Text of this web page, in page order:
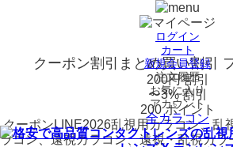
クーポン割引 まとめ買い割引
200円 割引
〜3% 割引
200 ポイント
クーポンLINE2026乱視用カラコン、乱
ラコン、遠視カラコン、遠視・乱視カ
ログイン
カート
新規会員登録
注文履歴
お気に入り
アカウント
全カラコン